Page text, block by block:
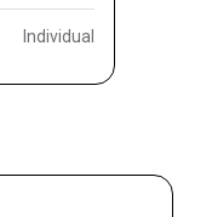
Individual